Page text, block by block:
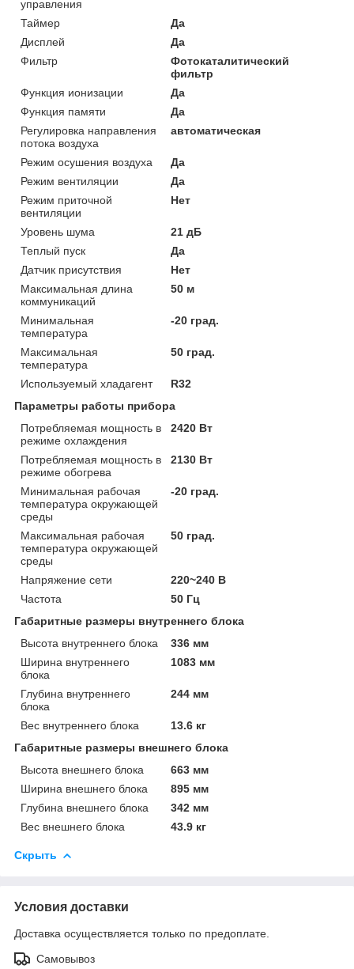
управления
Таймер
Да
Дисплей
Да
Фильтр
Фотокаталитический
фильтр
Функция ионизации
Да
Функция памяти
Да
Регулировка направления
потока воздуха
автоматическая
Режим осушения воздуха
Да
Режим вентиляции
Да
Режим приточной
вентиляции
Нет
Уровень шума
21 дБ
Теплый пуск
Да
Датчик присутствия
Нет
Максимальная длина
коммуникаций
50 м
Минимальная
температура
-20 град.
Максимальная
температура
50 град.
Используемый хладагент
R32
Параметры работы прибора
Потребляемая мощность в
режиме охлаждения
2420 Вт
Потребляемая мощность в
режиме обогрева
2130 Вт
Минимальная рабочая
температура окружающей
среды
-20 град.
Максимальная рабочая
температура окружающей
среды
50 град.
Напряжение сети
220~240 В
Частота
50 Гц
Габаритные размеры внутреннего блока
Высота внутреннего блока
336 мм
Ширина внутреннего
блока
1083 мм
Глубина внутреннего
блока
244 мм
Вес внутреннего блока
13.6 кг
Габаритные размеры внешнего блока
Высота внешнего блока
663 мм
Ширина внешнего блока
895 мм
Глубина внешнего блока
342 мм
Вес внешнего блока
43.9 кг
Скрыть
Условия доставки
Доставка осуществляется только по предоплате.
Самовывоз